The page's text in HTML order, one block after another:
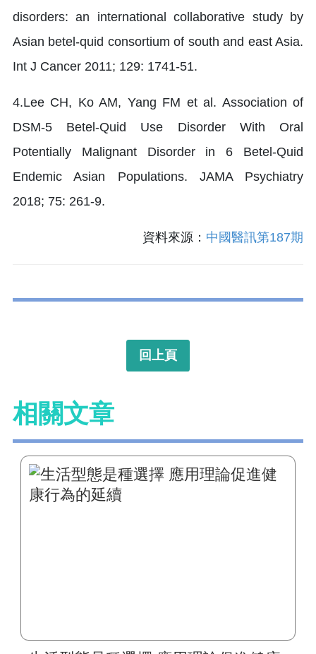
disorders: an international collaborative study by
Asian betel-quid consortium of south and east Asia.
Int J Cancer 2011; 129: 1741-51.
4.Lee CH, Ko AM, Yang FM et al. Association of
DSM-5 Betel-Quid Use Disorder With Oral
Potentially Malignant Disorder in 6 Betel-Quid
Endemic Asian Populations. JAMA Psychiatry
2018; 75: 261-9.
資料來源： 中國醫訊第187期
回上頁
相關文章